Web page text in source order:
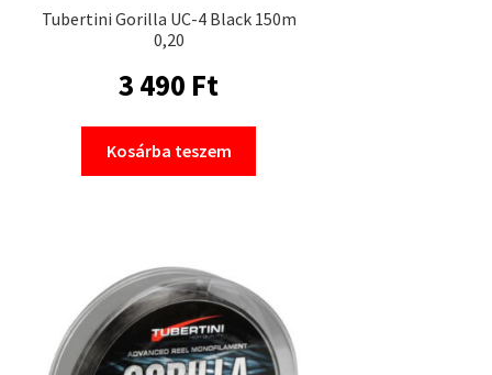
Tubertini Gorilla UC-4 Black 150m
0,20
3 490 Ft
Kosárba teszem